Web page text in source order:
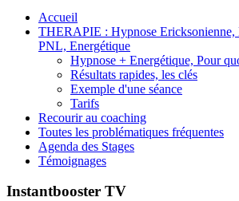
Accueil
THERAPIE : Hypnose Ericksonienne,
PNL, Energétique
Hypnose + Energétique, Pour
Résultats rapides, les clés
Exemple d'une séance
Tarifs
Recourir au coaching
Toutes les problématiques fréquentes
Agenda des Stages
Témoignages
Instantbooster TV